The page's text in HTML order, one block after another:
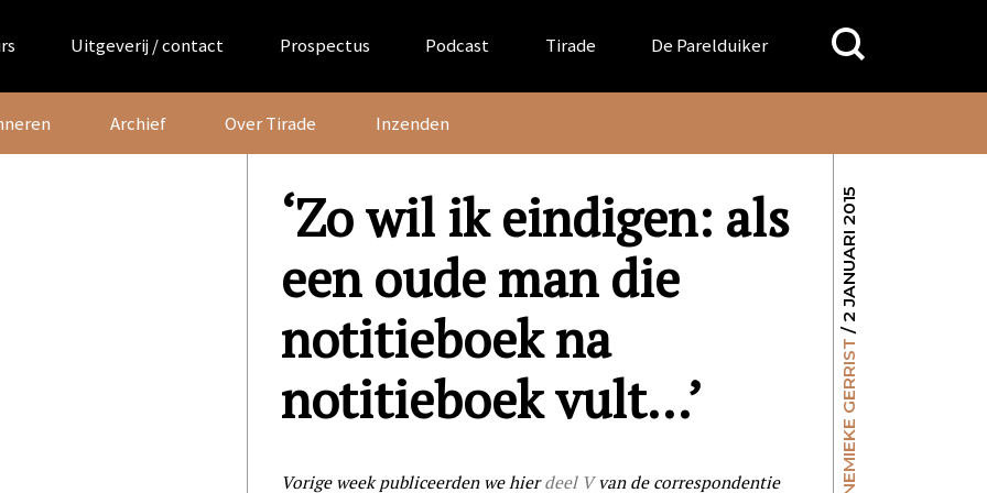
Uitgeverij / contact Prospectus Podcast Tirade De Parelduiker
Search
for:
Archief Over Tirade Inzenden
ANNEMIEKE GERRIST
/ 2 JANUARI 2015
‘Zo wil ik eindigen: als
een oude man die
notitieboek na
notitieboek vult…’
Vorige week publiceerden we hierdeel Vvan de correspondentie